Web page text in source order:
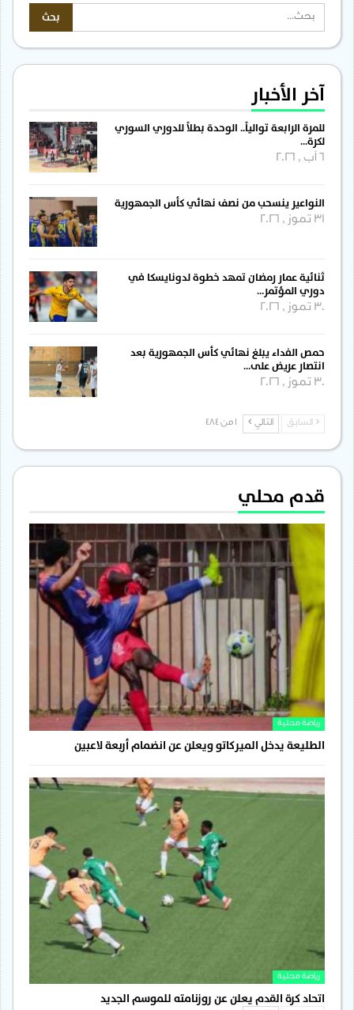
آخر الأخبار
للمرة الرابعة توالياً.. الوحدة بطلاً للدوري السوري
لكرة…
النواعير ينسحب من نصف نهائي كأس الجمهورية
31 تموز , 2026
ثنائية عمار رمضان تمهد خطوة لدونايسكا في
دوري المؤتمر…
30 تموز , 2026
حمص الفداء يبلغ نهائي كأس الجمهورية بعد
انتصار عريض على…
30 تموز , 2026
السابق التالي
قدم محلي
رياضة محلية
الطليعة يدخل الميركاتو ويعلن عن انضمام أربعة لاعبين
رياضة محلية
اتحاد كرة القدم يعلن عن روزنامته للموسم الجديد